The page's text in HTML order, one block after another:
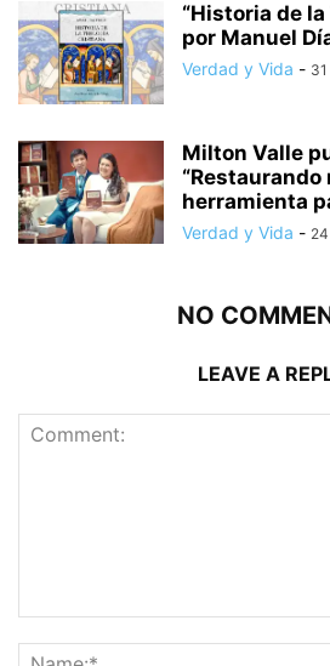
“Historia de
por Manuel
Verdad y Vida -
Milton Valle
“Restaurando
herramienta
Verdad y Vida -
NO
LEAVE A